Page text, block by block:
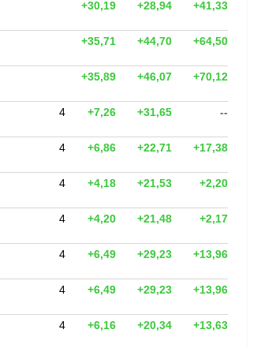
+30,19 +28,94 +41,33
+35,71 +44,70 +64,50
+35,89 +46,07 +70,12
4 +7,26 +31,65 --
4 +6,86 +22,71 +17,38
4 +4,18 +21,53 +2,20
4 +4,20 +21,48 +2,17
4 +6,49 +29,23 +13,96
4 +6,49 +29,23 +13,96
4 +6,16 +20,34 +13,63